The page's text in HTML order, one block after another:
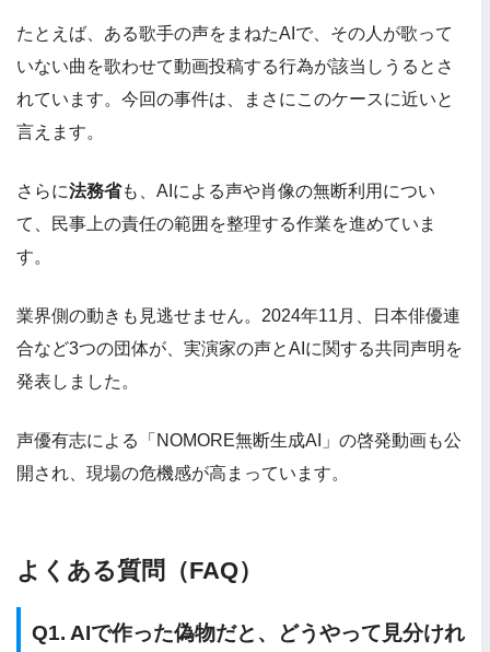
たとえば、ある歌手の声をまねたAIで、その人が歌って
いない曲を歌わせて動画投稿する行為が該当しうるとさ
れています。今回の事件は、まさにこのケースに近いと
言えます。
さらに法務省も、AIによる声や肖像の無断利用につい
て、民事上の責任の範囲を整理する作業を進めていま
す。
業界側の動きも見逃せません。2024年11月、日本俳優連
合など3つの団体が、実演家の声とAIに関する共同声明を
発表しました。
声優有志による「NOMORE無断生成AI」の啓発動画も公
開され、現場の危機感が高まっています。
よくある質問（FAQ）
Q1. AIで作った偽物だと、どうやって見分けれ